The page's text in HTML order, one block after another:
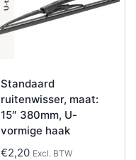
Standaard
ruitenwisser, maat:
15″ 380mm, U-
vormige haak
€2,20 Excl. BTW